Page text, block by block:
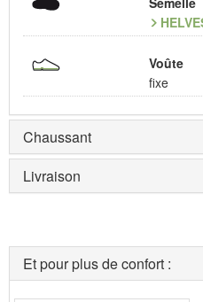
Voûte
fixe
Chaussant
Livraison
Et pour plus de confort :